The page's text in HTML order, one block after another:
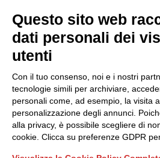
Cookie Policy
Scopri il Polo
Partner
Internazionalizzazione
Privacy
Questo sito web
dati personali dei
utenti
Con il tuo consenso, noi e i nostri
tecnologie simili per archiviare,
personali come, ad esempio, la visita
personalizzazione degli annunci.
alla privacy, è possibile scegliere di
cookie. Clicca su preferenze GDPR